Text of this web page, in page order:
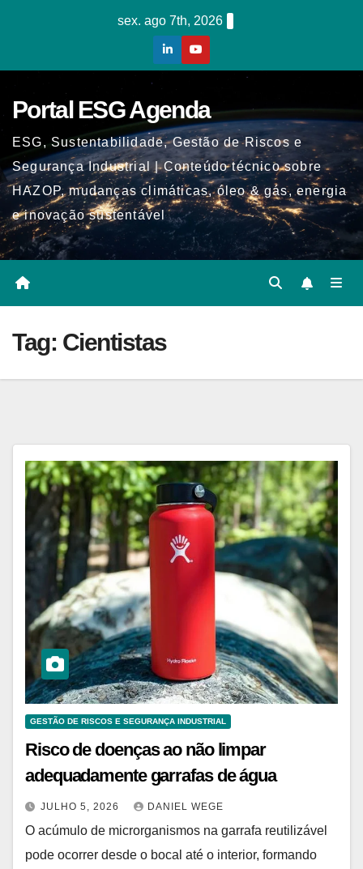
sex. ago 7th, 2026
Portal ESG Agenda
ESG, Sustentabilidade, Gestão de Riscos e
Segurança Industrial | Conteúdo técnico sobre
HAZOP, mudanças climáticas, óleo & gás, energia
e inovação sustentável
Tag: Cientistas
GESTÃO DE RISCOS E SEGURANÇA INDUSTRIAL
Risco de doenças ao não limpar
adequadamente garrafas de água
JULHO 5, 2026 DANIEL WEGE
O acúmulo de microrganismos na garrafa reutilizável
pode ocorrer desde o bocal até o interior, formando